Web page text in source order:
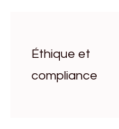
Éthique et
compliance